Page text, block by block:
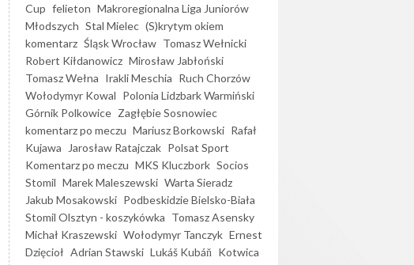
Cup felieton Makroregionalna Liga Juniorów
Młodszych Stal Mielec (S)krytym okiem
komentarz Śląsk Wrocław Tomasz Wełnicki
Robert Kiłdanowicz Mirosław Jabłoński
Tomasz Wełna Irakli Meschia Ruch Chorzów
Wołodymyr Kowal Polonia Lidzbark Warmiński
Górnik Polkowice Zagłębie Sosnowiec
komentarz po meczu Mariusz Borkowski Rafał
Kujawa
Jarosław Ratajczak Polsat Sport
Komentarz po meczu MKS Kluczbork Socios
Stomil Marek Maleszewski Warta Sieradz
Jakub Mosakowski Podbeskidzie Bielsko-Biała
Stomil Olsztyn - koszykówka Tomasz Asensky
Michał Kraszewski Wołodymyr Tanczyk Ernest
Dzięcioł Adrian Stawski Lukáš Kubáň Kotwica